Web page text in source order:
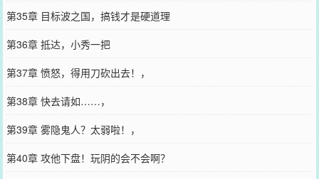
第35章 目标波之国，搞钱才是硬道理
第36章 抵达，小秀一把
第37章 愤怒，得用刀砍出去！，
第38章 快去请如……，
第39章 雾隐鬼人？太弱啦！，
第40章 攻他下盘！玩阴的会不会啊？